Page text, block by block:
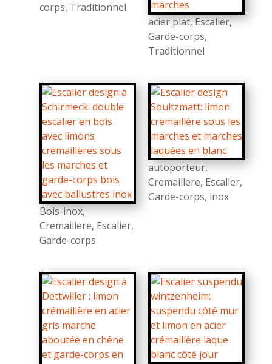
corps, Traditionnel
acier plat,Escalier,
Garde-corps,
Traditionnel
Bois-inox,
Cremaillere, Escalier,
Garde-corps
autoporteur,
Cremaillere, Escalier,
Garde-corps, inox